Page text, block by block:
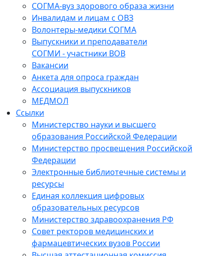
СОГМА-вуз здорового образа жизни
Инвалидам и лицам с ОВЗ
Волонтеры-медики СОГМА
Выпускники и преподаватели
СОГМИ - участники ВОВ
Вакансии
Анкета для опроса граждан
Ассоциация выпускников
МЕДМОЛ
Ссылки
Министерство науки и высшего
образования Российской Федерации
Министерство просвещения Российской
Федерации
Электронные библиотечные системы и
ресурсы
Единая коллекция цифровых
образовательных ресурсов
Министерство здравоохранения РФ
Совет ректоров медицинских и
фармацевтических вузов России